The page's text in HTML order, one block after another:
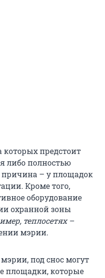
предстоит
либо полностью
причина – у площадок
Кроме того,
оборудование
охранной зоны
теплосетях –
мэрии.
под снос могут
площадки, которые